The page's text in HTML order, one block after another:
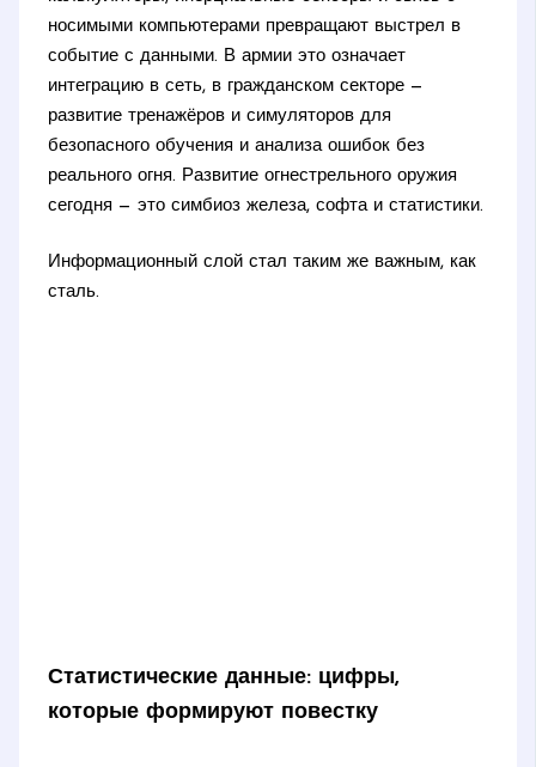
носимыми компьютерами превращают выстрел в
событие с данными. В армии это означает
интеграцию в сеть, в гражданском секторе —
развитие тренажёров и симуляторов для
безопасного обучения и анализа ошибок без
реального огня. Развитие огнестрельного оружия
сегодня — это симбиоз железа, софта и статистики.
Информационный слой стал таким же важным, как
сталь.
Статистические данные: цифры,
которые формируют повестку